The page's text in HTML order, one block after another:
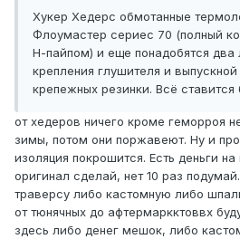
Хукер Хедерс обмотанные
Флоумастер сериес 70 (полный
Н-пайпом) и еще понадобятся два
крепления глушителя и
крепежных резинки. Всё ставится
от хедеров ничего кроме геморроя
зимы, потом они поржавеют. Ну и
изоляция покрошится. Есть деньги
оригинал сделай, нет 10 раз
траверсу либо кастомную либо
от тюнячных до афтермаркктоввх
здесь либо денег мешок, либо